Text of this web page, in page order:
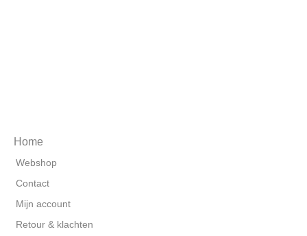
Home
Webshop
Contact
Mijn account
Retour & klachten